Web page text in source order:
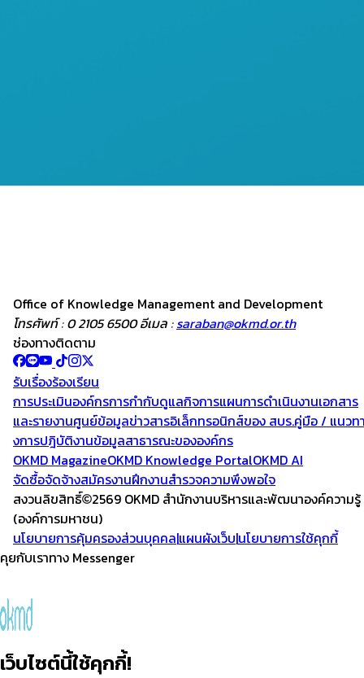
Office of Knowledge Management and Development
โทรศัพท์ : 0 2105 6500 อีเมล : saraban@okmd.or.th
ช่องทางติดตาม
รับเรื่องร้องเรียน
การประเมินองค์กรการกำกับดูแลกิจการแผนการดำเนินงานเอกสาร
และรายงานศูนย์ข้อมูลข่าวสารอิเล็กทรอนิกส์ของ สบร.คู่มือ / แนวท
งการปฎิบัติงานข้อมูลสาธารณะขององค์กร
OKMD MagazineOKMD Knowledge PortalOKMD AI
จัดซื้อจัดจ้างสมัครงานฝึกงานสำรวจความพึงพอใจ
สงวนลิขสิทธิ์ 2569 OKMD สำนักงานบริหารและพัฒนาองค์ความรู้
(องค์การมหาชน)
นโยบายการคุ้มครองส่วนบุคคล|แผนผังเว็บ|นโยบายการใช้คุกกี้
คุยกับเราทาง Messenger
เว็บไซต์นี้ใช้คุกกี้!